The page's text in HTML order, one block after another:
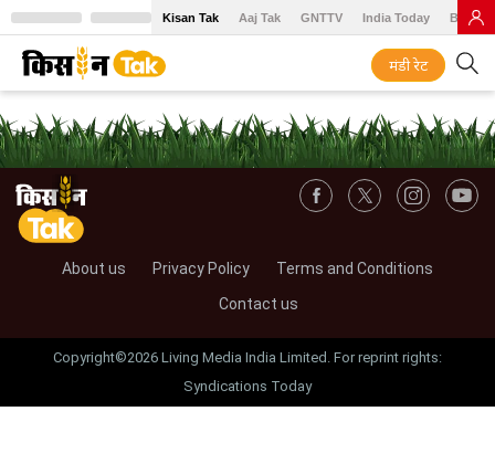
Kisan Tak Aaj Tak GNTTV India Today BT
मंडी रेट
About us Privacy Policy
Terms and Conditions
Contact us
Copyright©2026 Living Media India Limited. For reprint rights:
Syndications Today